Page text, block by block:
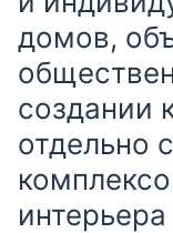
домов,
создании
отдельно
интерьера